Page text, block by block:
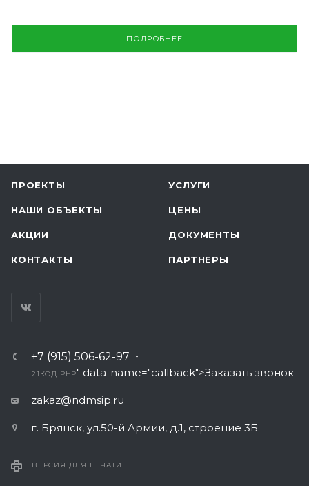
ПОДРОБНЕЕ
ПРОЕКТЫ УСЛУГИ
НАШИ ОБЪЕКТЫ ЦЕНЫ
АКЦИИ ДОКУМЕНТЫ
КОНТАКТЫ ПАРТНЕРЫ
+7 (915) 506-62-97
21 КОД PHP" data-name="callback">Заказать звонок
zakaz@ndmsip.ru
г. Брянск, ул.50-й Армии, д.1, строение 3Б
ВЕРСИЯ ДЛЯ ПЕЧАТИ